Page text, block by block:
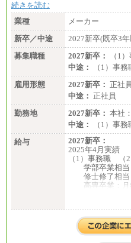
続きを読む
業種
メーカー
新卒／中途
2027新卒(既卒3
募集職種
2027新卒：
（1
中途：
（1）事
雇用形態
2027新卒： 正社員
中途： 正社員
勤務地
2027新卒： 本社
中途：
（1）事
給与
2027新卒：
2025年4月実績
（1）事務職 （
学部卒業相当
修士修了相当
高専卒業：月
大学院修了・
短期大学・専